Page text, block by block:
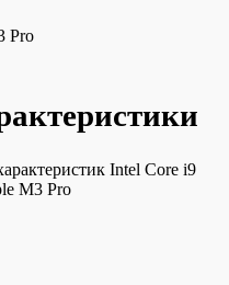
Pro
Intel Core i9
M3 Pro